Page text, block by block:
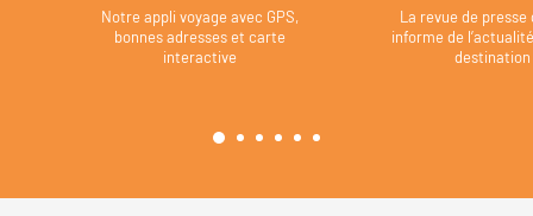
Notre appli voyage avec GPS,
bonnes adresses et carte
interactive
La revue de presse
informe de
destination